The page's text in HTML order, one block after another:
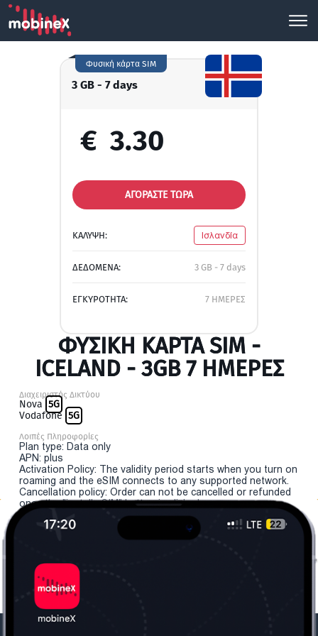
3 GB - 7 days
Φυσική κάρτα SIM
€ 3.30
ΑΓΟΡΑΣΤΕ ΤΩΡΑ
ΚΑΛΥΨΗ: Ισλανδία
ΔΕΔΟΜΕΝΑ: 3 GB - 7 days
ΕΓΚΥΡΟΤΗΤΑ: 7 ΗΜΕΡΕΣ
ΦΥΣΙΚΉ ΚΆΡΤΑ SIM -
ICELAND - 3GB 7 ΗΜΕΡΕΣ
Διαχειριστής Δικτύου
Nova 5G
Vodafone 5G
Λοιπές Πληροφορίες
Plan type: Data only
APN: plus
Activation Policy: The validity period starts when you turn on
roaming and the eSIM connects to any supported network.
Cancellation policy: Order can not be cancelled or refunded
once the "install eSIM" button is clicked.